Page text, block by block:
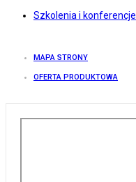
Szkolenia i konferencje
MAPA STRONY
OFERTA PRODUKTOWA